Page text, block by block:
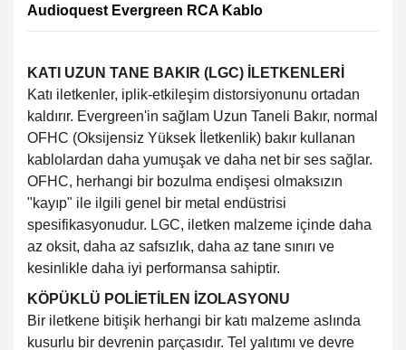
Audioquest Evergreen RCA Kablo
KATI UZUN TANE BAKIR (LGC) İLETKENLERİ
Katı iletkenler, iplik-etkileşim distorsiyonunu ortadan
kaldırır. Evergreen'in sağlam Uzun Taneli Bakır, normal
OFHC (Oksijensiz Yüksek İletkenlik) bakır kullanan
kablolardan daha yumuşak ve daha net bir ses sağlar.
OFHC, herhangi bir bozulma endişesi olmaksızın
"kayıp" ile ilgili genel bir metal endüstrisi
spesifikasyonudur. LGC, iletken malzeme içinde daha
az oksit, daha az safsızlık, daha az tane sınırı ve
kesinlikle daha iyi performansa sahiptir.
KÖPÜKLÜ POLİETİLEN İZOLASYONU
​​Bir iletkene bitişik herhangi bir katı malzeme aslında
kusurlu bir devrenin parçasıdır. Tel yalıtımı ve devre